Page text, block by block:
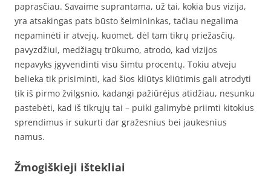
paprasčiau. Savaime suprantama, už tai, kokia bus vizija,
yra atsakingas pats būsto šeimininkas, tačiau negalima
nepaminėti ir atvejų, kuomet, dėl tam tikrų priežasčių,
pavyzdžiui, medžiagų trūkumo, atrodo, kad vizijos
nepavyks įgyvendinti visu šimtu procentų. Tokiu atveju
belieka tik prisiminti, kad šios kliūtys kliūtimis gali atrodyti
tik iš pirmo žvilgsnio, kadangi pažiūrėjus atidžiau, nesunku
pastebėti, kad iš tikrųjų tai – puiki galimybė priimti kitokius
sprendimus ir sukurti dar gražesnius bei jaukesnius
namus.
Žmogiškieji ištekliai